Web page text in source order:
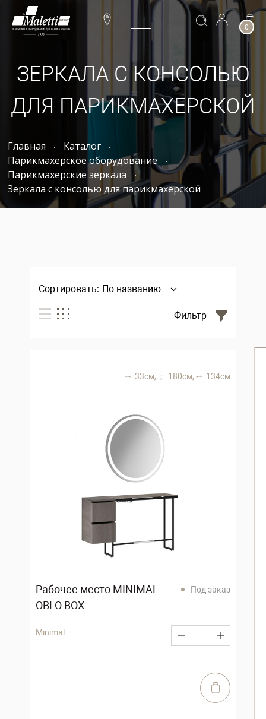
0
ЗЕРКАЛА С КОНСОЛЬЮ
ДЛЯ ПАРИКМАХЕРСКОЙ
Главная
Каталог
Парикмахерское оборудование
Парикмахерские зеркала
Зеркала с консолью для парикмахерской
Сортировать: По названию
Фильтр
33 см, 180 см, 134 см
Рабочее место MINIMAL
OBLO BOX
Под заказ
Minimal